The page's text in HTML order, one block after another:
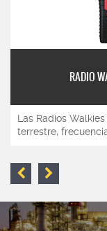
RADIO
Las Radios
terrestre,